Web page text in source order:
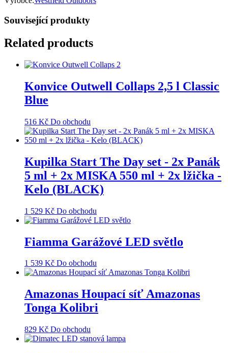
Související produkty
Related products
Konvice Outwell Collaps 2,5 l Classic
Blue
516 Kč Do obchodu
Kupilka Start The Day set - 2x Panák
5 ml + 2x MISKA 550 ml + 2x lžička -
Kelo (BLACK)
1 529 Kč Do obchodu
Fiamma Garážové LED světlo
1 539 Kč Do obchodu
Amazonas Houpací síť Amazonas
Tonga Kolibri
829 Kč Do obchodu